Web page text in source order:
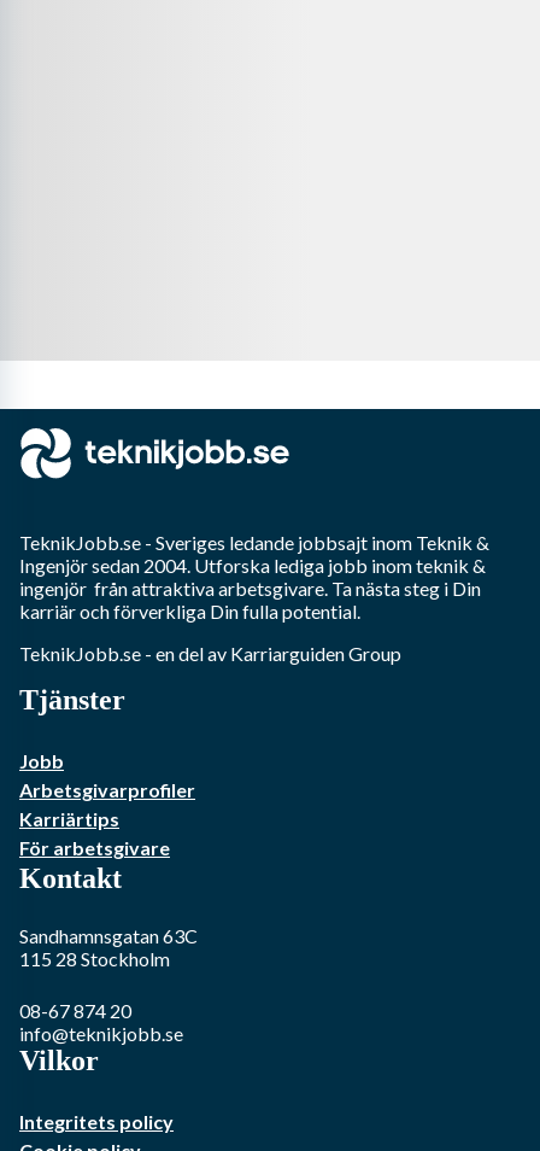
TeknikJobb.se - Sveriges ledande jobbsajt inom Teknik &
Ingenjörsedan 2004. Utforska lediga jobb inomteknik &
ingenjör från attraktiva arbetsgivare. Ta nästa steg i Din
karriär och förverkliga Din fulla potential.
TeknikJobb.se - en del av Karriarguiden Group
Tjänster
Jobb
Arbetsgivarprofiler
Karriärtips
För arbetsgivare
Kontakt
Sandhamnsgatan 63C
115 28 Stockholm
08-67 874 20
info@teknikjobb.se
Vilkor
Integritets policy